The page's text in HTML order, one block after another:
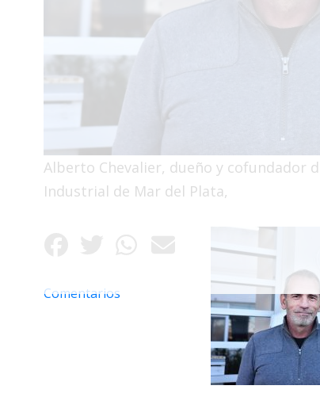
Cartelera
Fotos
Clasificados
Fúnebres
Alberto Chevalier, dueño y cofundador
Industrial de Mar del Plata,
Comentarios